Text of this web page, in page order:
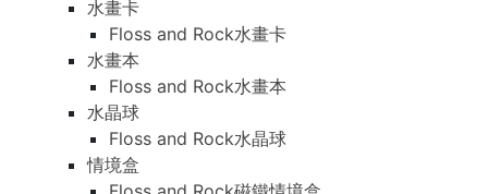
水畫卡
Floss and Rock水畫卡
水畫本
Floss and Rock水畫本
水晶球
Floss and Rock水晶球
情境盒